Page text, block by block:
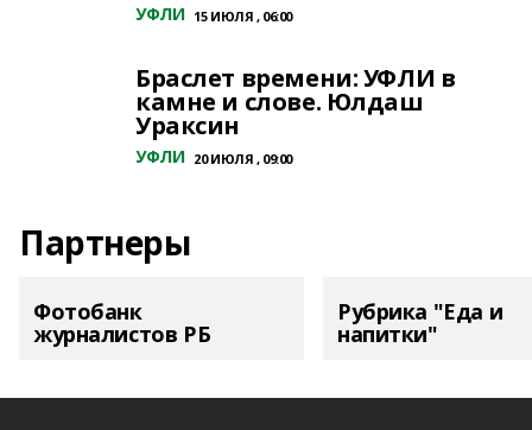
УФЛИ 15 ИЮЛЯ , 06:00
Браслет времени: УФЛИ в
камне и слове. Юлдаш
Ураксин
УФЛИ 20 ИЮЛЯ , 09:00
Партнеры
Фотобанк
журналистов РБ
Рубрика "Еда и
напитки"